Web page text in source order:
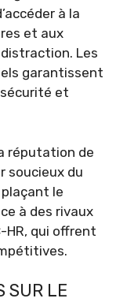
à la
et aux
Les
garantissent
et
réputation de
soucieux du
le
à des rivaux
HR, qui offrent
SUR LE